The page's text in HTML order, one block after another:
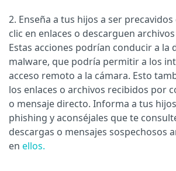
2. Enseña a tus hijos a ser
clic en enlaces o descarguen
Estas acciones podrían conducir a la
malware, que podría permitir a los
acceso remoto a la cámara. Esto
los enlaces o archivos recibidos por
o mensaje directo. Informa a tus
phishing y aconséjales que te
descargas o mensajes sospechosos
en ellos.